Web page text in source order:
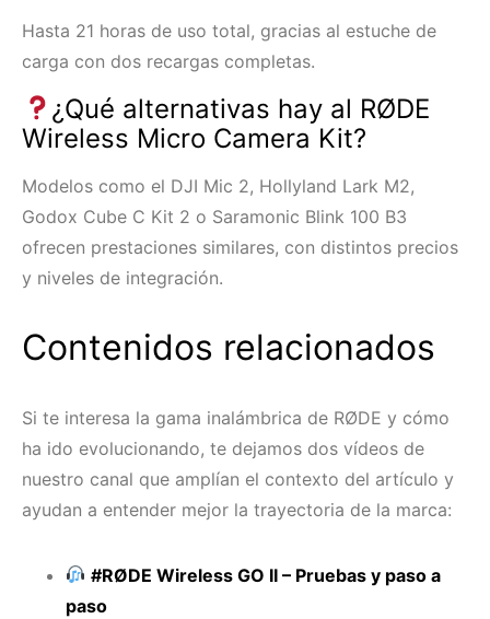
Hasta 21 horas de uso total, gracias al estuche de
carga con dos recargas completas.
¿Qué alternativas hay al RØDE
Wireless Micro Camera Kit?
Modelos como el DJI Mic 2, Hollyland Lark M2,
Godox Cube C Kit 2 o Saramonic Blink 100 B3
ofrecen prestaciones similares, con distintos precios
y niveles de integración.
Contenidos relacionados
Si te interesa la gama inalámbrica de RØDE y cómo
ha ido evolucionando, te dejamos dos vídeos de
nuestro canal que amplían el contexto del artículo y
ayudan a entender mejor la trayectoria de la marca:
#RØDE Wireless GO II – Pruebas y paso a
paso